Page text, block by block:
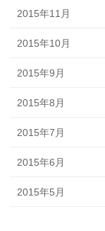
2015年11月
2015年10月
2015年9月
2015年8月
2015年7月
2015年6月
2015年5月